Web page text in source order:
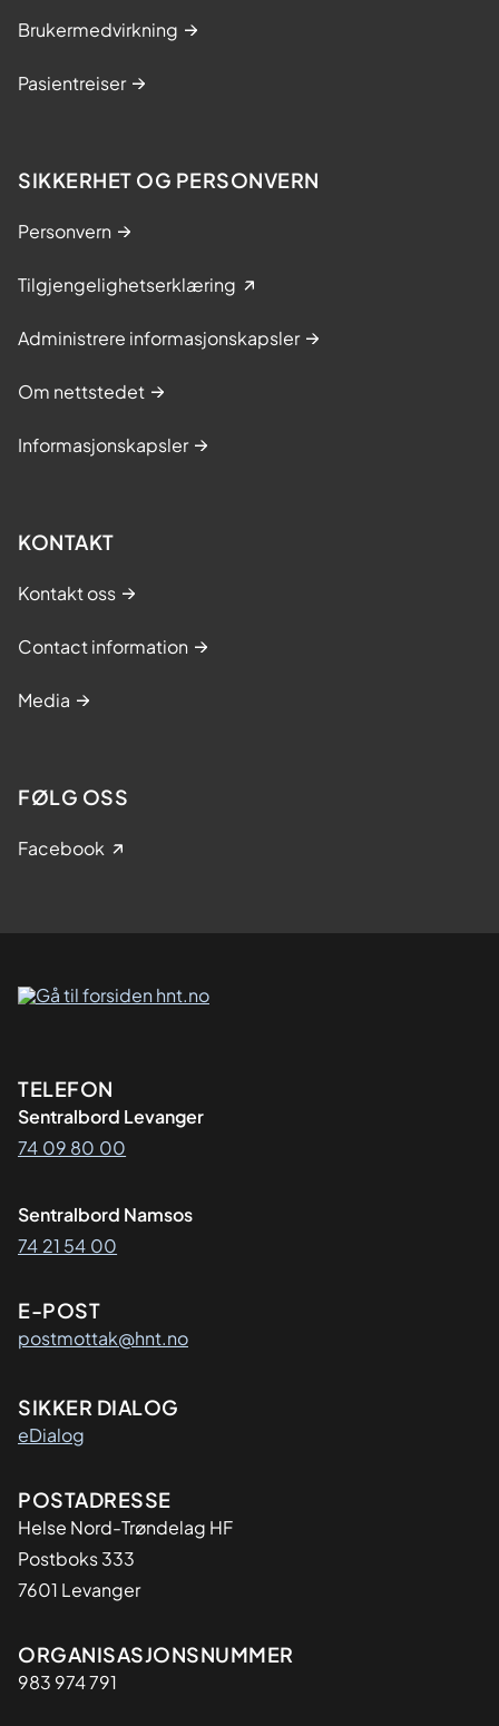
Brukermedvirkning
Pasientreiser
SIKKERHET OG PERSONVERN
Personvern
Tilgjengelighetserklæring
Administrere informasjonskapsler
Om nettstedet
Informasjonskapsler
KONTAKT
Kontakt oss
Contact information
Media
FØLG OSS
Facebook
Kontaktinformasjon
TELEFON
Sentralbord Levanger
74 09 80 00
Sentralbord Namsos
74 21 54 00
E-POST
postmottak@hnt.no
SIKKER DIALOG
eDialog
Adresse
POSTADRESSE
Helse Nord-Trøndelag HF
Postboks 333
7601 Levanger
Organisasjon
ORGANISASJONSNUMMER
983 974 791